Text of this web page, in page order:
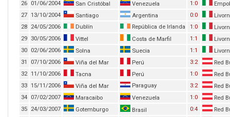
26
01/06/2004 San Cristóbal Venezuela 1:0
27 13/10/2004 Santiago Argentina 0:0
28
24/05/2006 Dublín República de Irlanda 1:0
29
30/05/2006 Vittel Costa de Marfil 1:1
30
02/06/2006 Solna Suecia 1:1
31
07/10/2006 Viña del Mar Perú 3:2
Red
32 11/10/2006 Tacna Perú 1:0
Red
33 15/11/2006 Viña del Mar Paraguay 3:2
Red
34
07/02/2007 Maracaibo Venezuela 1:0
Red
35
24/03/2007 Gotemburgo Brasil 0:4
Red